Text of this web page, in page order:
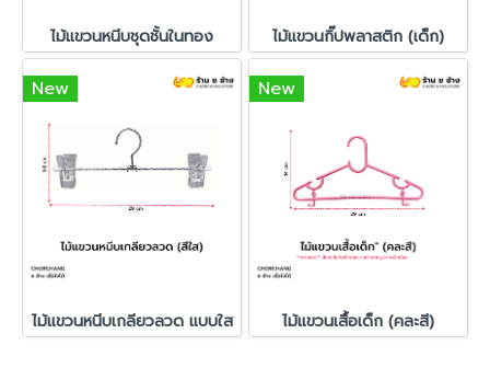
ไม้แขวนหนีบชุดชั้นในทอง ไม้แขวนกิ๊ปพลาสติก (เด็ก)
New
ไม้แขวนหนีบเกลียวลวด แบบใส
New
ไม้แขวนเสื้อเด็ก (คละสี)